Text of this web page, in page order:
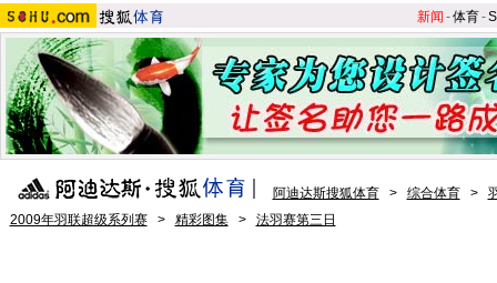
新闻 -体育-S
阿迪达斯搜狐体育 > 综合体育 >
2009年羽联超级系列赛
> 精彩图集 > 法羽赛第三日